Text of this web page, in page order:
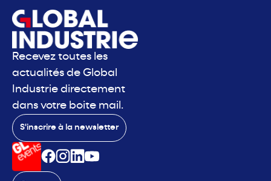
Recevez toutes les
actualités de Global
Industrie directement
dans votre boite mail.
S'inscrire à la newsletter